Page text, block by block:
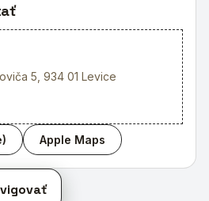
5, 934 01 Levice
Apple Maps